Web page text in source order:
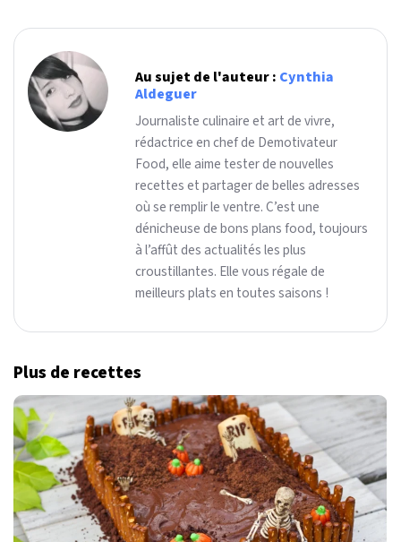
Au sujet de l'auteur : Cynthia
Aldeguer
Journaliste culinaire et art de vivre,
rédactrice en chef de Demotivateur
Food, elle aime tester de nouvelles
recettes et partager de belles adresses
où se remplir le ventre. C’est une
dénicheuse de bons plans food, toujours
à l’affût des actualités les plus
croustillantes. Elle vous régale de
meilleurs plats en toutes saisons !
Plus de recettes